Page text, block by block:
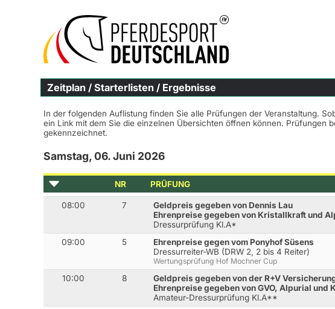
Zeitplan / Starterlisten / Ergebnisse
In der folgenden Auflistung finden Sie alle Prüfungen der Veranstaltung.
ein Link mit dem Sie die einzelnen Übersichten öffnen können. Prüfungen
gekennzeichnet.
Samstag, 06. Juni 2026
NR PRÜFUNG
08:00 7
Geldpreis gegeben von Dennis Lau
Ehrenpreise gegeben von Kristallkraft und
Dressurprüfung Kl.A*
09:00 5
Ehrenpreise gegen vom Ponyhof Süsens
Dressurreiter-WB (DRW 2, 2 bis 4 Reiter)
Wertungsprüfung Hof Mochner Cup
10:00 8
Geldpreis gegeben von der R+V
Ehrenpreise gegeben von GVO, Alpurial und
Amateur-Dressurprüfung Kl.A**